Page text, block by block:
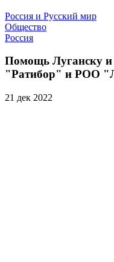
Россия и Русский мир
Общество
Россия
Помощь Луганску
"Ратибор" и РОО
21 дек 2022